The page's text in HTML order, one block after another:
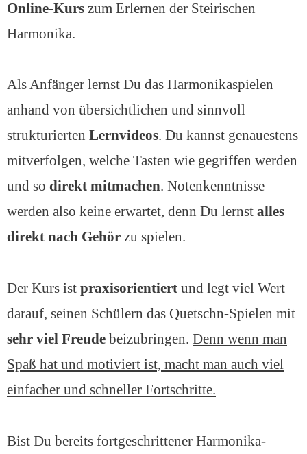
Online-Kurs zum Erlernen der Steirischen
Harmonika.
Als Anfänger lernst Du das Harmonikaspielen
anhand von übersichtlichen und sinnvoll
strukturierten Lernvideos. Du kannst genauestens
mitverfolgen, welche Tasten wie gegriffen werden
und so direkt mitmachen. Notenkenntnisse
werden also keine erwartet, denn Du lernst alles
direkt nach Gehör zu spielen.
Der Kurs ist praxisorientiert und legt viel Wert
darauf, seinen Schülern das Quetschn-Spielen mit
sehr viel Freude beizubringen. Denn wenn man
Spaß hat und motiviert ist, macht man auch viel
einfacher und schneller Fortschritte.
Bist Du bereits fortgeschrittener Harmonika-